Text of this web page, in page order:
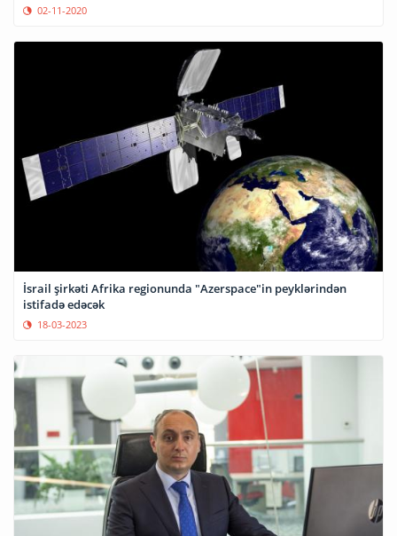
02-11-2020
İsrail şirkəti Afrika regionunda "Azerspace"in peyklərindən
istifadə edəcək
18-03-2023